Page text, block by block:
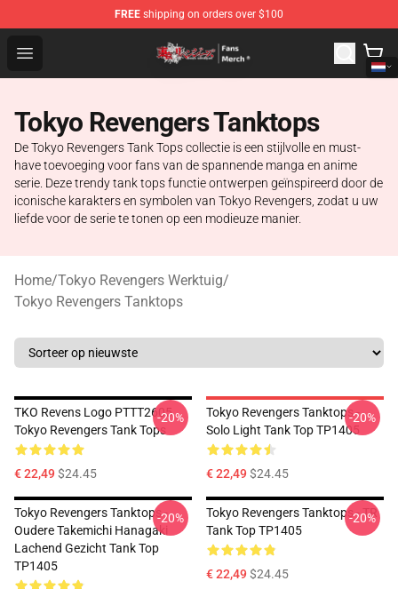
FREE shipping on orders over $100
Open menu
Tokyo Revengers Store - Official Tokyo Revengers
Tokyo Revengers Tanktops
De Tokyo Revengers Tank Tops collectie is een stijlvolle en must-
have toevoeging voor fans van de spannende manga en anime
serie. Deze trendy tank tops functie ontwerpen geïnspireerd door de
iconische karakters en symbolen van Tokyo Revengers, zodat u uw
liefde voor de serie te tonen op een modieuze manier.
Home/Tokyo Revengers Werktuig/
Tokyo Revengers Tanktops
TKO Revens Logo PTTT2605
Tokyo Revengers Tank Tops
€ 22,49$24.45
-20%
Tokyo Revengers Tanktops -
Solo Light Tank Top TP1405
€ 22,49$24.45
-20%
Tokyo Revengers Tanktops -
Oudere Takemichi Hanagaki
Lachend Gezicht Tank Top
TP1405
-20%
Tokyo Revengers Tanktops - TR
Tank Top TP1405
€ 22,49$24.45
-20%